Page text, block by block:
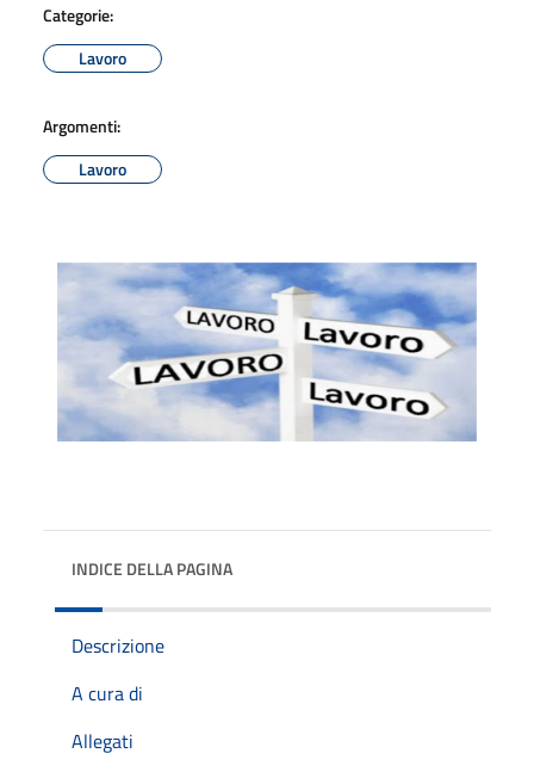
Categorie:
Lavoro
Argomenti:
Lavoro
INDICE DELLA PAGINA
Descrizione
A cura di
Allegati